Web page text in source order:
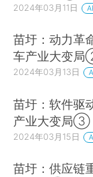
2024年03月11日
苗圩：动力革
车产业大变
2024年03月13日
苗圩：软件驱
产业大变局③
2024年03月15日
苗圩：供应链